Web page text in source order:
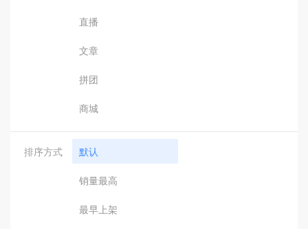
直播
文章
拼团
商城
排序方式 默认
销量最高
最早上架